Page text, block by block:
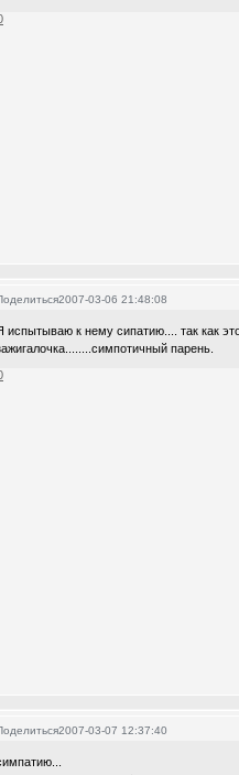
2007-03-06 21:48:08
испытываю к нему сипатию.... так как
парень.
2007-03-07 12:37:40